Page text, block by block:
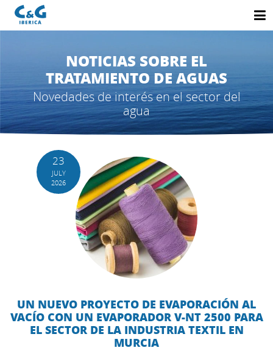
NOTICIAS SOBRE EL
TRATAMIENTO DE AGUAS
Novedades de interés en el sector del
agua
23
JULY
2026
UN NUEVO PROYECTO DE EVAPORACIÓN AL
VACÍO CON UN EVAPORADOR V-NT 2500 PARA
EL SECTOR DE LA INDUSTRIA TEXTIL EN
MURCIA